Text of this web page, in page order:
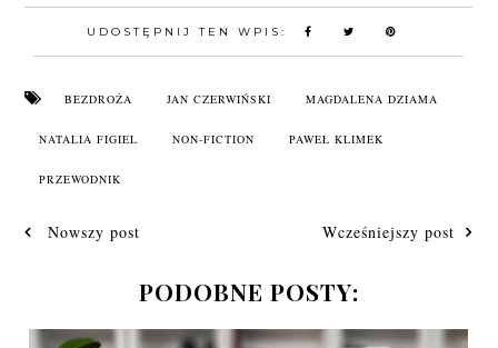
UDOSTĘPNIJ TEN WPIS:
BEZDROŻA JAN CZERWIŃSKI MAGDALENA DZIAMA
NATALIA FIGIEL NON-FICTION PAWEŁ KLIMEK
PRZEWODNIK
Nowszy post Wcześniejszy post
PODOBNE POSTY: